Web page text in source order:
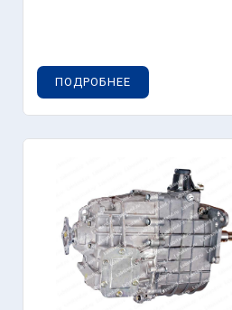
ПОДРОБНЕЕ